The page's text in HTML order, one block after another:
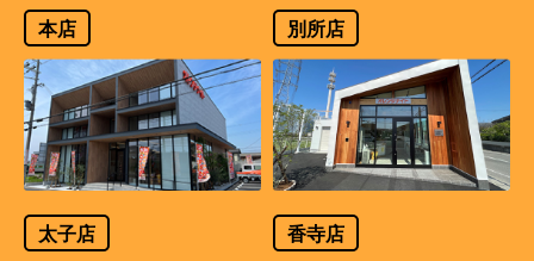
本店 別所店
太子店 香寺店